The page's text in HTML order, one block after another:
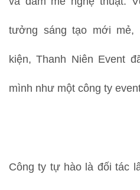
tưởng sáng tạo mới
kiện, Thanh Niên Event
mình như một công ty
Công ty tự hào là đối tác